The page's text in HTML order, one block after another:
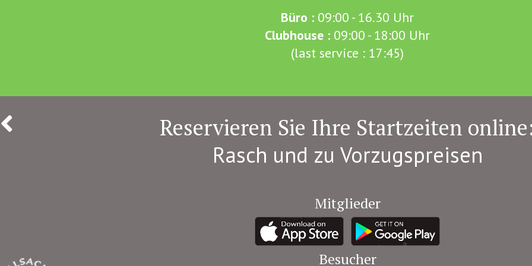
Büro : 09:00 - 16.30 Uhr
Clubhouse : 09:00 - 18:00 Uhr
(last service : 17:45)
Reservieren Sie Ihre Startzeiten
Rasch und zu Vorzugspreisen
Mitglieder
Besucher